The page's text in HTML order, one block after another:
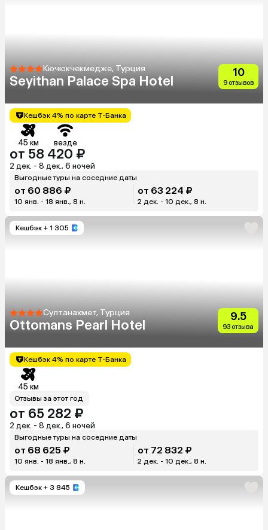
Кючюкчекмедже, Турция
Seyithan Palace Spa Hotel
10
9 отзывов
Кешбэк 4% по карте Т-Банка
45 км везде
от 58 420 ₽
2 дек. - 8 дек., 6 ночей
Выгодные туры на соседние даты
от 60 886 ₽
10 янв. - 18 янв., 8 н.
от 63 224 ₽
2 дек. - 10 дек., 8 н.
Кешбэк + 1 305
Султанахмет, Турция
Ottomans Pearl Hotel
9.5
93 отзыва
Кешбэк 4% по карте Т-Банка
45 км
Отзывы за этот год
от 65 282 ₽
2 дек. - 8 дек., 6 ночей
Выгодные туры на соседние даты
от 68 625 ₽
10 янв. - 18 янв., 8 н.
от 72 832 ₽
2 дек. - 10 дек., 8 н.
Кешбэк + 3 845